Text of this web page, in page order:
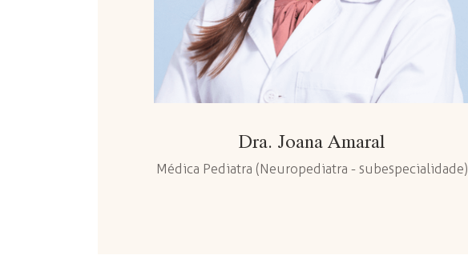
Dra. Joana Amaral
Médica Pediatra (Neuropediatra - subespecialidade)